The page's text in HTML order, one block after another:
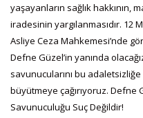
yaşayanların sağlık hakkının,
iradesinin yargılanmasıdır. 12
Asliye Ceza Mahkemesi’nde
Defne Güzel’in yanında
savunucularını bu adaletsizliğe
büyütmeye çağırıyoruz. Defne
Savunuculuğu Suç Değildir!